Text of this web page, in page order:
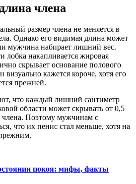
члена
размер члена не меняется в
Однако его видимая длина может
мужчина набирает лишний вес.
лобка накапливается жировая
скрывает основание полового
визуально кажется короче, хотя его
прежней.
что каждый лишний сантиметр
области может скрывать от 0,5
Поэтому мужчинам с
что их пенис стал меньше, хотя на
покоя: мифы, факты